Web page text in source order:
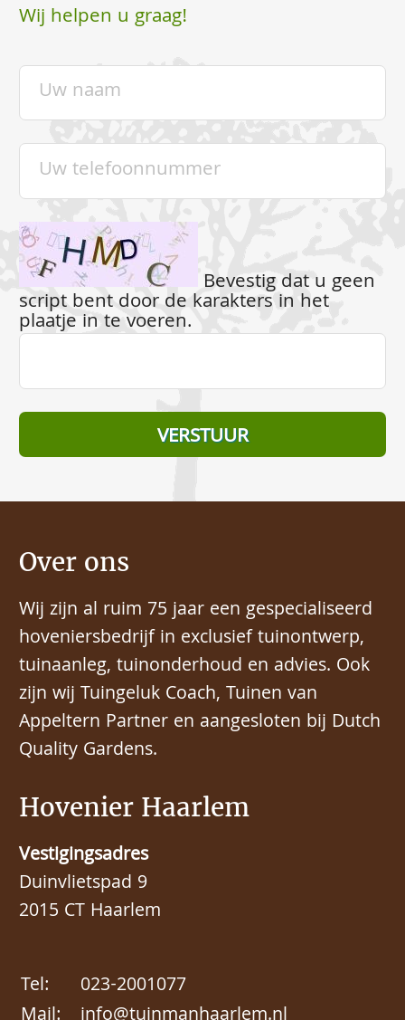
Wij helpen u graag!
Bevestig dat u geen
script bent door de karakters in het
plaatje in te voeren.
Hovenier Haarlem
Vestigingsadres
Duinvlietspad 9
2015 CT Haarlem
Tel:
023-2001077
Over ons
Wij zijn al ruim 75 jaar een gespecialiseerd
hoveniersbedrijf in exclusief tuinontwerp,
tuinaanleg, tuinonderhoud en advies. Ook
zijn wij Tuingeluk Coach, Tuinen van
Appeltern Partner en aangesloten bij Dutch
Quality Gardens.